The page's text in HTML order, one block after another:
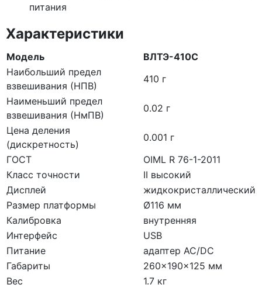
питания
Характеристики
Модель
ВЛТЭ-410С
Наибольший предел
взвешивания (НПВ)
410 г
Наименьший предел
взвешивания (НмПВ)
0.02 г
Цена деления
(дискретность)
0.001 г
ГОСТ
OIML R 76-1-2011
Класс точности
II высокий
Дисплей
жидкокристаллический
Размер платформы
Ø116 мм
Калибровка
внутренняя
Интерфейс
USB
Питание
адаптер AC/DC
Габариты
260×190×125 мм
Вес
1.7 кг